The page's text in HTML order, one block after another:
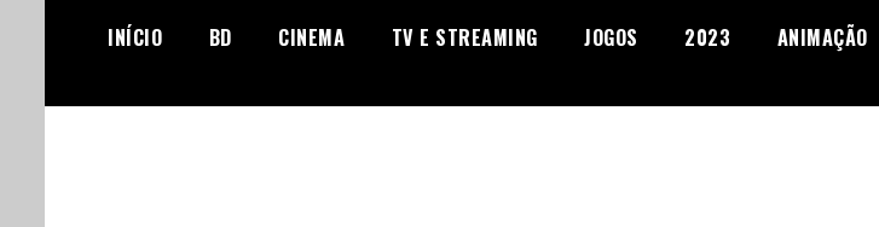
INÍCIO BD CINEMA TV E STREAMING JOGOS 2023 ANIMAÇÃO